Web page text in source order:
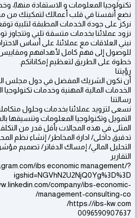
تكنولوجيا المعلومات و الاستفادة منها)،
نضع أنفسنا في قلب أعمالك لتمكينك من
نركز على جودة الخدمات المطبقة لتلبية
نزود عملائنا بخدمات متسقة تلبي وتتجاوز
نبني العلاقات مع عملائنا، على أساس
للوصول إلى فهم كامل لأهدافهم ومقاييس
خطوة على الطريق لتعظيم إمكاناتكم.
رؤيتنا
أن نكون الشريك المفضل في دول مجلس
الخدمات المالية المهنية وخدمات
رسالتنا
نسعى لتزويد عملائنا بخدمات وحلول
التمويل وتكنولوجيا المعلومات وتنسيقها
المثلى في هذه المجالات بأقل قدر من
تدقيق داخلى/ ادارة المخاطر/ إنشاء نظم
التحليل المالي/ إمساك الدفاتر/ تصميم
التقارير
ibs economic management/?
igshid=NGVhN2U2NjQ0Yg%3D%3D
company/ibs-economic-
management-consulting-co/
https://ibs-kw.com/
0096590907637